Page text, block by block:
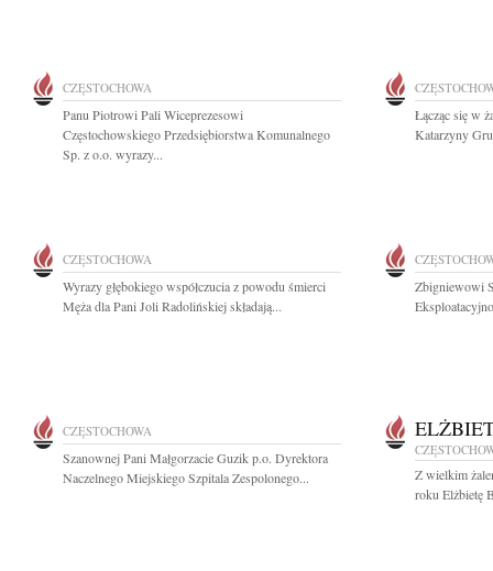
CZĘSTOCHOWA
Panu Piotrowi Pali Wiceprezesowi
Częstochowskiego Przedsiębiorstwa Komunalnego
Sp. z o.o. wyrazy...
Łącząc się w
Katarzyny
CZĘSTOCHOWA
Wyrazy głębokiego współczucia z powodu śmierci
Męża dla Pani Joli Radolińskiej składają...
Zbigniewowi
CZĘSTOCHOWA
Szanownej Pani Małgorzacie Guzik p.o. Dyrektora
Naczelnego Miejskiego Szpitala Zespolonego...
Z wielkim
roku Elżbietę